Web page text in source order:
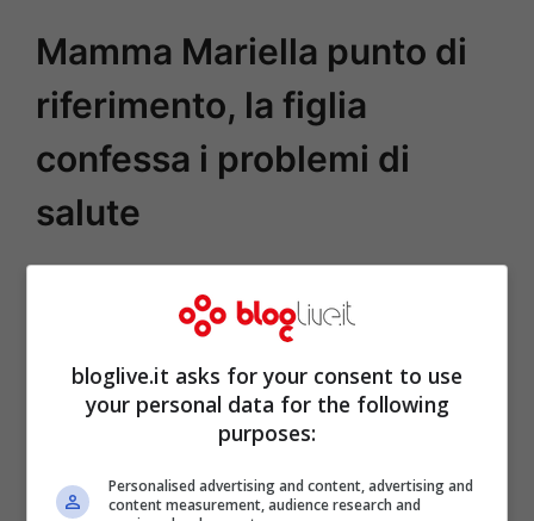
Mamma Mariella punto di
riferimento, la figlia
confessa i problemi di
salute
bloglive.it asks for your consent to use
your personal data for the following
purposes:
Personalised advertising and content, advertising and
content measurement, audience research and